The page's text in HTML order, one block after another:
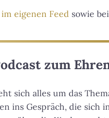
a
H
c
h
im eigenen Feed sowie bei
zum
sich alles um das
ins Gespräch, die sich